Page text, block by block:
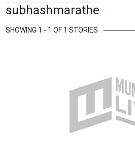
subhashmarathe
SHOWING 1 - 1 OF 1 STORIES